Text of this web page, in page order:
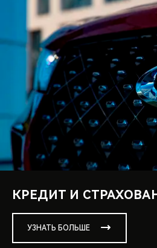
КРЕДИТ И
УЗНАТЬ БОЛЬШЕ